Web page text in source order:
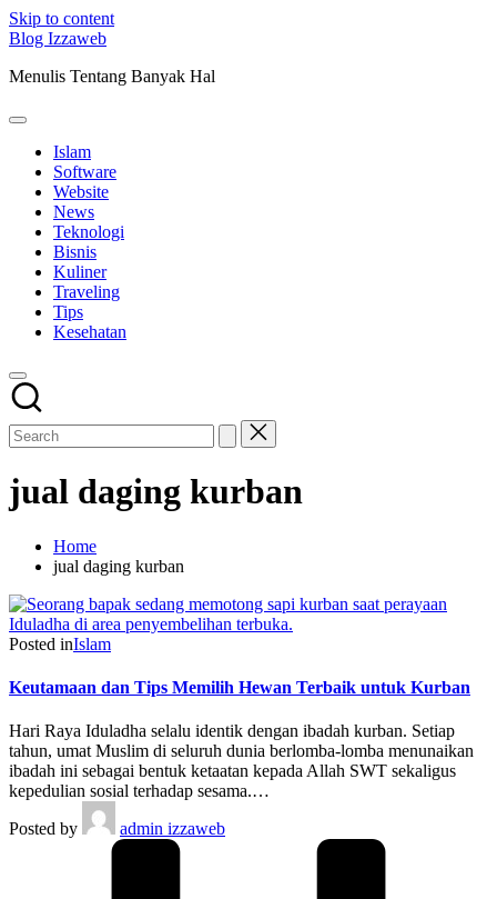
Skip to content
Blog Izzaweb
Menulis Tentang Banyak Hal
Islam
Software
Website
News
Teknologi
Bisnis
Kuliner
Traveling
Tips
Kesehatan
jual daging kurban
Home
jual daging kurban
Posted inIslam
Keutamaan dan Tips Memilih Hewan Terbaik untuk Kurban
Hari Raya Iduladha selalu identik dengan ibadah kurban. Setiap
tahun, umat Muslim di seluruh dunia berlomba-lomba menunaikan
ibadah ini sebagai bentuk ketaatan kepada Allah SWT sekaligus
kepedulian sosial terhadap sesama.…
Posted by
admin izzaweb